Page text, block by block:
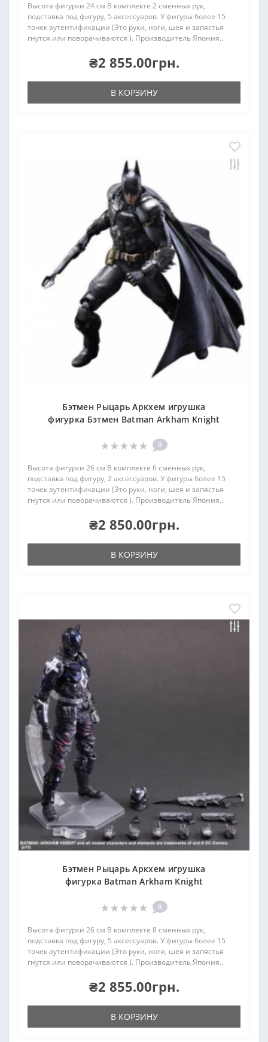
Высота фигурки 24 см В комплекте 2 сменных рук,
подставка под фигуру, 5 аксессуаров. У фигуры более 15
точек аутентификации (Это руки, ноги, шея и запястья
гнутся или поворачиваются ). Производитель Япония..
₴2 855.00грн.
В КОРЗИНУ
Бэтмен Рыцарь Аркхем игрушка
фигурка Бэтмен Batman Arkham Knight
0
Высота фигурки 26 см В комплекте 6 сменных рук,
подставка под фигуру, 2 аксессуаров. У фигуры более 15
точек аутентификации (Это руки, ноги, шея и запястья
гнутся или поворачиваются ). Производитель Япония..
₴2 850.00грн.
В КОРЗИНУ
Бэтмен Рыцарь Аркхем игрушка
фигурка Batman Arkham Knight
0
Высота фигурки 26 см В комплекте 8 сменных рук,
подставка под фигуру, 5 аксессуаров. У фигуры более 15
точек аутентификации (Это руки, ноги, шея и запястья
гнутся или поворачиваются ). Производитель Япония..
₴2 855.00грн.
В КОРЗИНУ